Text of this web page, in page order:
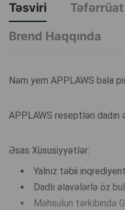
Təsviri
Təfərrüat
Brend Haqqında
Nəm yem APPLAWS bala
APPLAWS reseptləri dadın
Əsas Xüsusiyyətlər:
Yalnız təbii
Dadlı əlavələrlə öz
Məhsulun tərkibində